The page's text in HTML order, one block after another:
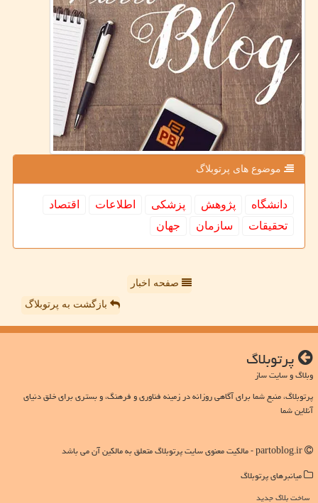
موضوع های پرتوبلاگ
دانشگاه پژوهش پزشكی اطلاعات
اقتصاد
تحقیقات
سازمان جهان
صفحه اخبار
بازگشت به پرتوبلاگ
پرتوبلاگ
وبلاگ و سایت ساز
پرتوبلاگ، منبع شما برای آگاهی روزانه در زمینه فناوری و فرهنگ، و بستری برای خلق دنیای
آنلاین شما
میانبرهای پرتوبلاگ
ساخت بلاگ جدید